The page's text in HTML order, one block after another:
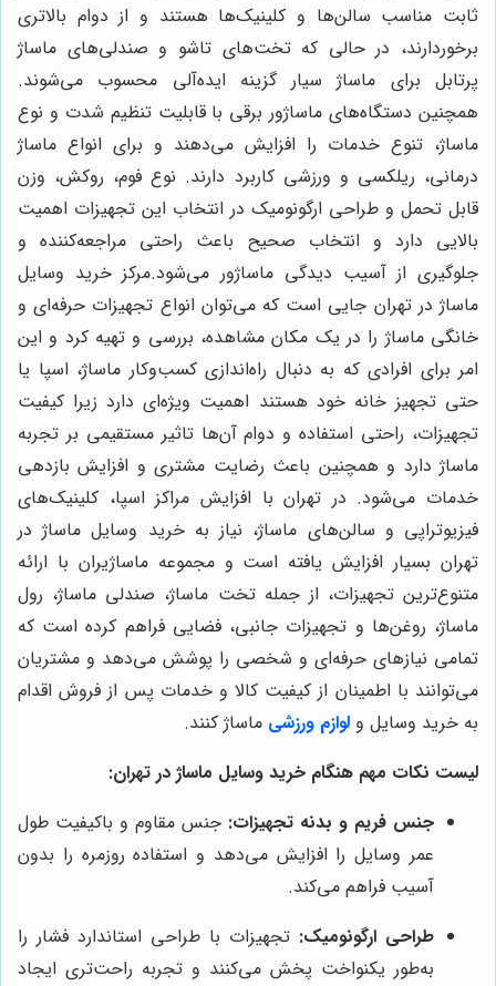
ثابت مناسب سالن‌ها و کلینیک‌ها هستند و از دوام بالاتری
برخوردارند، در حالی که تخت‌های تاشو و صندلی‌های ماساژ
پرتابل برای ماساژ سیار گزینه ایده‌آلی محسوب می‌شوند.
همچنین دستگاه‌های ماساژور برقی با قابلیت تنظیم شدت و نوع
ماساژ، تنوع خدمات را افزایش می‌دهند و برای انواع ماساژ
درمانی، ریلکسی و ورزشی کاربرد دارند. نوع فوم، روکش، وزن
قابل تحمل و طراحی ارگونومیک در انتخاب این تجهیزات اهمیت
بالایی دارد و انتخاب صحیح باعث راحتی مراجعه‌کننده و
جلوگیری از آسیب دیدگی ماساژور می‌شود.مرکز خرید وسایل
ماساژ در تهران جایی است که می‌توان انواع تجهیزات حرفه‌ای و
خانگی ماساژ را در یک مکان مشاهده، بررسی و تهیه کرد و این
امر برای افرادی که به دنبال راه‌اندازی کسب‌وکار ماساژ، اسپا یا
حتی تجهیز خانه خود هستند اهمیت ویژه‌ای دارد زیرا کیفیت
تجهیزات، راحتی استفاده و دوام آن‌ها تاثیر مستقیمی بر تجربه
ماساژ دارد و همچنین باعث رضایت مشتری و افزایش بازدهی
خدمات می‌شود. در تهران با افزایش مراکز اسپا، کلینیک‌های
فیزیوتراپی و سالن‌های ماساژ، نیاز به خرید وسایل ماساژ در
تهران بسیار افزایش یافته است و مجموعه ماساژیران با ارائه
متنوع‌ترین تجهیزات، از جمله تخت ماساژ، صندلی ماساژ، رول
ماساژ، روغن‌ها و تجهیزات جانبی، فضایی فراهم کرده است که
تمامی نیازهای حرفه‌ای و شخصی را پوشش می‌دهد و مشتریان
می‌توانند با اطمینان از کیفیت کالا و خدمات پس از فروش اقدام
به خرید وسایل و لوازم ورزشی ماساژ کنند.
لیست نکات مهم هنگام خرید وسایل ماساژ در تهران:
جنس فریم و بدنه تجهیزات: جنس مقاوم و باکیفیت طول
عمر وسایل را افزایش می‌دهد و استفاده روزمره را بدون
آسیب فراهم می‌کند.
طراحی ارگونومیک: تجهیزات با طراحی استاندارد فشار را
به‌طور یکنواخت پخش می‌کنند و تجربه راحت‌تری ایجاد